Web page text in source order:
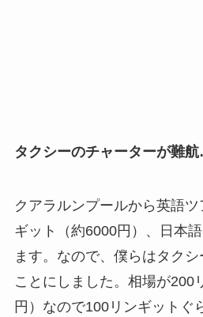
タクシーのチャーターが難
クアラルンプールから英語
ギット（約6000円）、日本
ます。なので、僕らはタク
ことにしました。相場が200
円）なので100リンギットぐ